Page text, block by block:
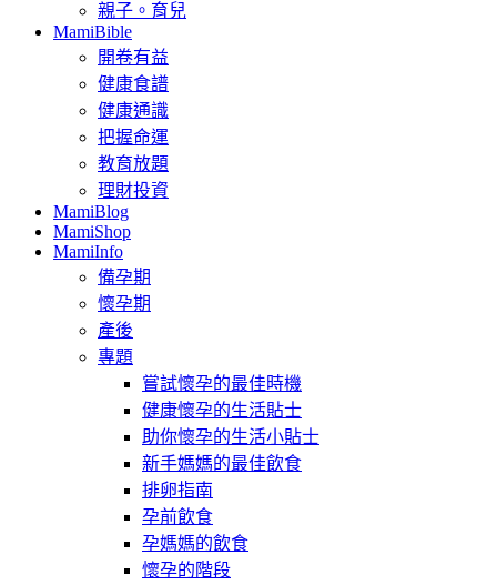
親子。育兒
MamiBible
開卷有益
健康食譜
健康通識
把握命運
教育放題
理財投資
MamiBlog
MamiShop
MamiInfo
備孕期
懷孕期
產後
專題
嘗試懷孕的最佳時機
健康懷孕的生活貼士
助你懷孕的生活小貼士
新手媽媽的最佳飲食
排卵指南
孕前飲食
孕媽媽的飲食
懷孕的階段